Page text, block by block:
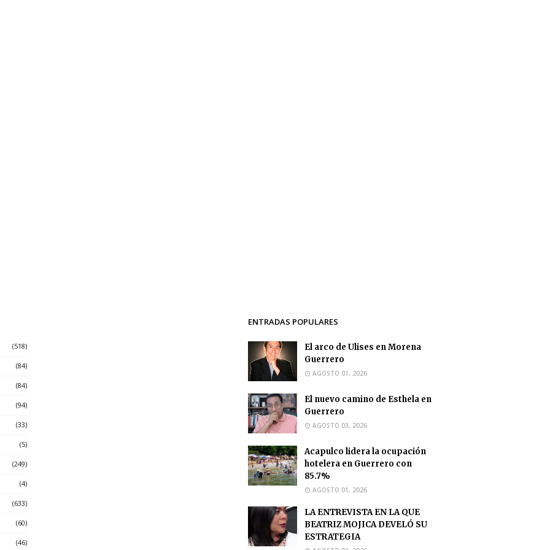
(518)
(84)
(84)
(94)
(33)
(5)
(249)
(4)
(633)
(60)
(46)
ENTRADAS POPULARES
El arco de Ulises en Morena
Guerrero
AGOSTO 01, 2026
El nuevo camino de Esthela en
Guerrero
AGOSTO 03, 2026
Acapulco lidera la ocupación
hotelera en Guerrero con
85.7%
AGOSTO 01, 2026
LA ENTREVISTA EN LA QUE
BEATRIZ MOJICA DEVELÓ SU
ESTRATEGIA